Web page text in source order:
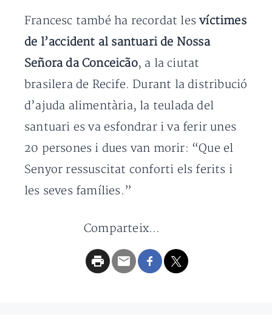
Francesc també ha recordat lesvíctimes
de l’accident al santuari de Nossa
Señora da Conceicão, a la ciutat
brasilera de Recife. Durant la distribució
d’ajuda alimentària, la teulada del
santuari es va esfondrar i va ferir unes
20 persones i dues van morir: “Que el
Senyor ressuscitat conforti els ferits i
les seves famílies.”
Comparteix...